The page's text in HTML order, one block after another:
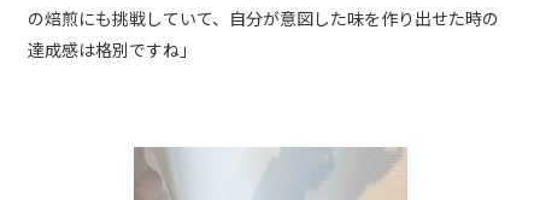
の焙煎にも挑戦していて、自分が意図した味を作り出せた時の
達成感は格別ですね」